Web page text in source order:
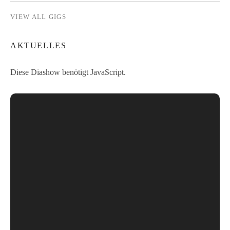
VIEW ALL GIGS
AKTUELLES
Diese Diashow benötigt JavaScript.